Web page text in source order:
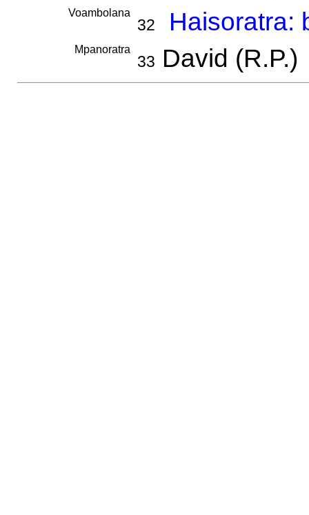
Voambolana
32 Haisoratra:
Mpanoratra
33 David (R.P.)